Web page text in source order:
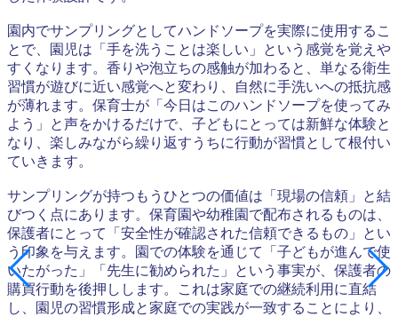
園内でサンプリングとしてハンドソープを実際に使用するこ
とで、園児は「手を洗うことは楽しい」という感覚を覚えや
すくなります。香りや泡立ちの感触が加わると、単なる衛生
習慣が遊びに近い感覚へと変わり、自然に手洗いへの抵抗感
が薄れます。保育士が「今日はこのハンドソープを使ってみ
よう」と声をかけるだけで、子どもにとっては新鮮な体験と
なり、楽しみながら繰り返すうちに行動が習慣として根付い
ていきます。
サンプリングが持つもうひとつの価値は「現場の信頼」と結
びつく点にあります。保育園や幼稚園で配布されるものは、
保護者にとって「安全性が確認された信頼できるもの」とい
う印象を与えます。園での体験を通じて「子どもが進んで使
いたがった」「先生に勧められた」という事実が、保護者の
購買行動を後押しします。これは家庭での継続利用に直結
し、園児の習慣形成と家庭での実践が一致することにより、